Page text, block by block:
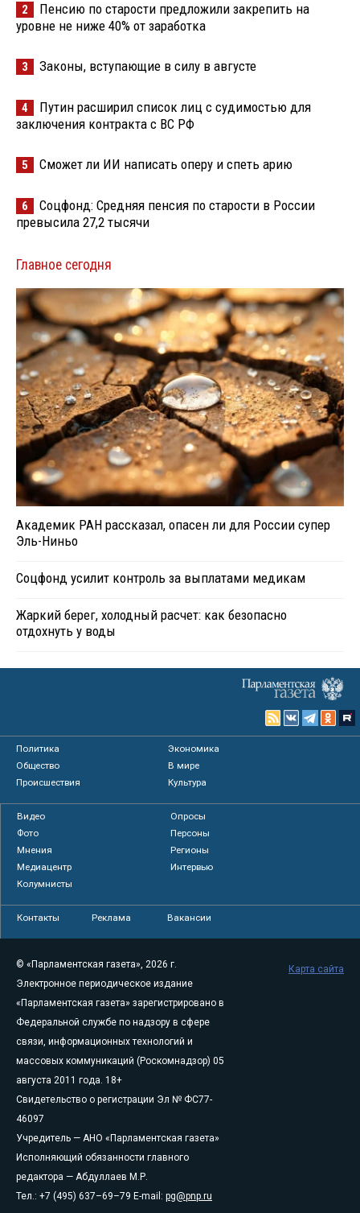
2
Пенсию по старости предложили закрепить на
уровне не ниже 40% от заработка
3 Законы, вступающие в силу в августе
4
Путин расширил список лиц с судимостью для
заключения контракта с ВС РФ
5 Сможет ли ИИ написать оперу и спеть арию
6
Соцфонд: Средняя пенсия по старости в России
превысила 27,2 тысячи
Главное сегодня
Академик РАН рассказал, опасен ли для России супер
Эль-Ниньо
Соцфонд усилит контроль за выплатами медикам
Жаркий берег, холодный расчет: как безопасно
отдохнуть у воды
Политика
Экономика
Общество
В мире
Происшествия
Культура
Видео
Опросы
Фото
Персоны
Мнения
Регионы
Медиацентр
Интервью
Колумнисты
Контакты Реклама Вакансии
© «Парламентская газета», 2026 г.
Электронное периодическое издание
«Парламентская газета» зарегистрировано в
Федеральной службе по надзору в сфере
связи, информационных технологий и
массовых коммуникаций (Роскомнадзор) 05
августа 2011 года. 18+
Свидетельство о регистрации Эл № ФС77-
46097
Учредитель — АНО «Парламентская газета»
Исполняющий обязанности главного
редактора — Абдуллаев М.Р.
Тел.: +7 (495) 637–69–79 E-mail: pg@pnp.ru
Карта сайта